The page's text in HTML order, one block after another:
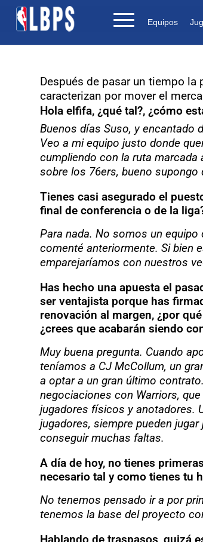
Equipos
Después de pasar un tiempo
caracterizan por mover el
Hola elfifa, ¿qué tal?, ¿cómo
Buenos días Suso, y encantado
Veo a mi equipo justo donde
cumpliendo con la ruta marcada
sobre los 76ers, bueno
Tienes casi asegurado el
final de conferencia o de la
Para nada. No somos un
comenté anteriormente. Si bien
emparejaríamos con nuestros
Has hecho una apuesta el
ser ventajista porque has
renovación al margen, ¿por
¿crees que acabarán siendo
Muy buena pregunta. Cuando
teníamos a CJ McCollum, un
a optar a un gran último
negociaciones con Warriors,
jugadores físicos y anotadores.
jugadores, siempre pueden
conseguir muchas faltas.
A día de hoy, no tienes
necesario tal y como tienes tu
No tenemos pensado ir a por
tenemos la base del proyecto